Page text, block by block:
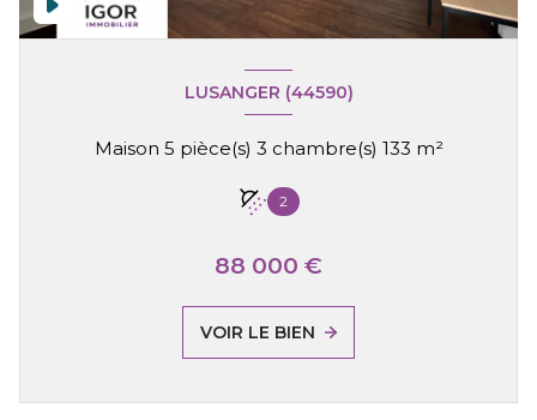
LUSANGER (44590)
Maison 5 pièce(s) 3 chambre(s) 133 m²
2
88 000 €
VOIR LE BIEN